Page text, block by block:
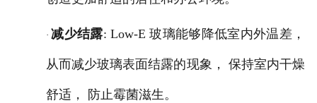
·减少结露: Low-E 玻璃能够降低室内外温差，
从而减少玻璃表面结露的现象， 保持室内干燥
舒适， 防止霉菌滋生。